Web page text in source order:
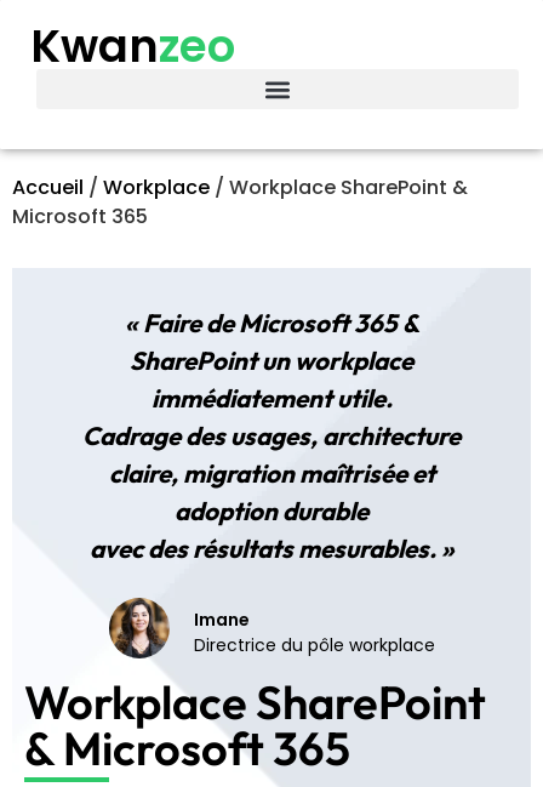
Kwanzeo
Accueil / Workplace / Workplace SharePoint &
Microsoft 365
« Faire de Microsoft 365 &
SharePoint un workplace
immédiatement utile.
Cadrage des usages, architecture
claire, migration maîtrisée et
adoption durable
avec des résultats mesurables. »
Imane
Directrice du pôle workplace
Workplace SharePoint
& Microsoft 365